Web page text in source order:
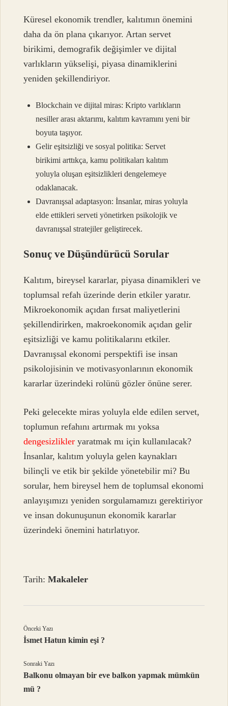
Küresel ekonomik trendler, kalıtımın önemini
daha da ön plana çıkarıyor. Artan servet
birikimi, demografik değişimler ve dijital
varlıkların yükselişi, piyasa dinamiklerini
yeniden şekillendiriyor.
Blockchain ve dijital miras: Kripto varlıkların
nesiller arası aktarımı, kalıtım kavramını yeni bir
boyuta taşıyor.
Gelir eşitsizliği ve sosyal politika: Servet
birikimi arttıkça, kamu politikaları kalıtım
yoluyla oluşan eşitsizlikleri dengelemeye
odaklanacak.
Davranışsal adaptasyon: İnsanlar, miras yoluyla
elde ettikleri serveti yönetirken psikolojik ve
davranışsal stratejiler geliştirecek.
Sonuç ve Düşündürücü Sorular
Kalıtım, bireysel kararlar, piyasa dinamikleri ve
toplumsal refah üzerinde derin etkiler yaratır.
Mikroekonomik açıdan fırsat maliyetlerini
şekillendirirken, makroekonomik açıdan gelir
eşitsizliği ve kamu politikalarını etkiler.
Davranışsal ekonomi perspektifi ise insan
psikolojisinin ve motivasyonlarının ekonomik
kararlar üzerindeki rolünü gözler önüne serer.
Peki gelecekte miras yoluyla elde edilen servet,
toplumun refahını artırmak mı yoksa
dengesizlikler yaratmak mı için kullanılacak?
İnsanlar, kalıtım yoluyla gelen kaynakları
bilinçli ve etik bir şekilde yönetebilir mi? Bu
sorular, hem bireysel hem de toplumsal ekonomi
anlayışımızı yeniden sorgulamamızı gerektiriyor
ve insan dokunuşunun ekonomik kararlar
üzerindeki önemini hatırlatıyor.
Tarih:Makaleler
Önceki Yazı
İsmet Hatun kimin eşi ?
Sonraki Yazı
Balkonu olmayan bir eve balkon yapmak mümkün
mü ?